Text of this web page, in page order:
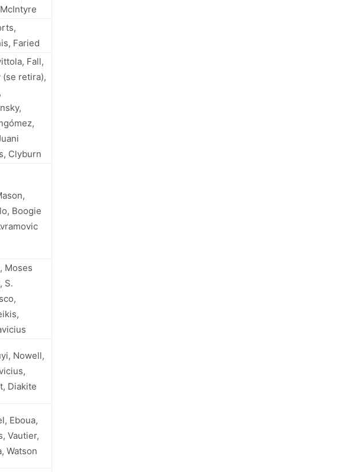
Faried
Fall,
(se retira),
Clyburn
Boogie
Moses
S.
Nowell,
Diakite
Eboua,
Vautier,
Watson